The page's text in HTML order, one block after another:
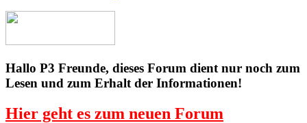
Hallo P3 Freunde, dieses Forum dient nur noch zum
Lesen und zum Erhalt der Informationen!
Hier geht es zum neuen Forum